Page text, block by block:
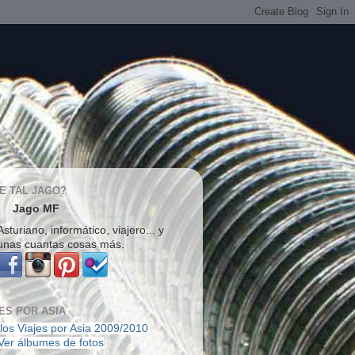
TAL JAGO?
Jago MF
informático, viajero... y
cuantas cosas más.
POR ASIA
Viajes por Asia 2009/2010
álbumes de fotos